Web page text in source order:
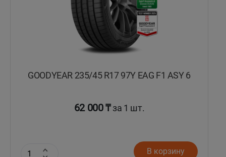
GOODYEAR 235/45 R17 97Y EAG F1 ASY 6
62 000 ₸за 1 шт.
В корзину